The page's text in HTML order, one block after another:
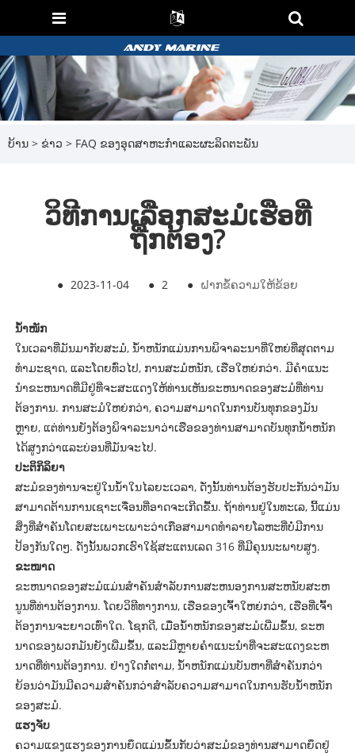
ບ້ານ > ຂ່າວ > FAQ ຂອງອຸດສາຫະກໍາແລະຜະລິດຕະພັນ
ວິທີການເລືອກສະມໍເຮືອທີ່
ຖືກຕ້ອງ?
● 2023-11-04 ● 2 ● ຝາກຂໍ້ຄວາມໃຫ້ຂ້ອຍ
ນ້ຳໜັກ
ໃນເວລາທີ່ມັນມາກັບສະມໍ, ນ້ໍາຫນັກແມ່ນການພິຈາລະນາທີ່ໃຫຍ່ທີ່ສຸດຕາມ
ທໍາມະຊາດ, ແລະໂດຍທົ່ວໄປ, ການສະມໍຫນັກ, ເຮືອໃຫຍ່ກວ່າ. ມີຄໍາແນະ
ນໍາຂະຫນາດທີ່ມີຢູ່ທີ່ຈະສະແດງໃຫ້ທ່ານເຫັນຂະຫນາດຂອງສະມໍທີ່ທ່ານ
ຕ້ອງການ. ການສະມໍໃຫຍ່ກວ່າ, ຄວາມສາມາດໃນການບັນທຸກຂອງມັນ
ຫຼາຍ, ແຕ່ທ່ານຍັງຕ້ອງພິຈາລະນາວ່າເຮືອຂອງທ່ານສາມາດບັນທຸກນ້ໍາຫນັກ
ໄດ້ສູງກວ່າແລະບ່ອນທີ່ມັນຈະໄປ.
ປະຕິກິລິຍາ
ສະມໍຂອງທ່ານຈະຢູ່ໃນນ້ໍາໃນໄລຍະເວລາ, ດັ່ງນັ້ນທ່ານຕ້ອງຮັບປະກັນວ່າມັນ
ສາມາດຕ້ານການເຊາະເຈື່ອນທີ່ອາດຈະເກີດຂື້ນ. ຖ້າທ່ານຢູ່ໃນທະເລ, ນີ້ແມ່ນ
ສິ່ງທີ່ສໍາຄັນໂດຍສະເພາະເພາະວ່າເກືອສາມາດທໍາລາຍໂລຫະທີ່ບໍ່ມີການ
ປ້ອງກັນໃດໆ. ດັ່ງນັ້ນພວກເຮົາໃຊ້ສະແຕນເລດ 316 ທີ່ມີຄຸນນະພາບສູງ.
ຂະໜາດ
ຂະຫນາດຂອງສະມໍແມ່ນສໍາຄັນສໍາລັບການສະຫນອງການສະຫນັບສະຫ
ນູນທີ່ທ່ານຕ້ອງການ. ໂດຍວິທີທາງການ, ເຮືອຂອງເຈົ້າໃຫຍ່ກວ່າ, ເຮືອທີ່ເຈົ້າ
ຕ້ອງການຈະຍາວເທົ່າໃດ. ໂຊກດີ, ເມື່ອນ້ໍາຫນັກຂອງສະມໍເພີ່ມຂຶ້ນ, ຂະຫ
ນາດຂອງພວກມັນຍັງເພີ່ມຂຶ້ນ, ແລະມີຫຼາຍຄໍາແນະນໍາທີ່ຈະສະແດງຂະຫ
ນາດທີ່ທ່ານຕ້ອງການ. ຢ່າງໃດກໍ່ຕາມ, ນ້ໍາຫນັກແມ່ນບັນຫາທີ່ສໍາຄັນກວ່າ
ຍ້ອນວ່າມັນມີຄວາມສໍາຄັນກວ່າສໍາລັບຄວາມສາມາດໃນການຮັບນ້ໍາຫນັກ
ຂອງສະມໍ.
ແຮງຈັບ
ຄວາມແຂງແຮງຂອງການຍຶດແມ່ນຂຶ້ນກັບວ່າສະມໍຂອງທ່ານສາມາດຍຶດຢູ່